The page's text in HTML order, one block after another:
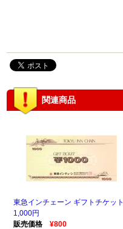
関連商品
東急インチェーン ギフトチケット
1,000円
販売価格
¥800